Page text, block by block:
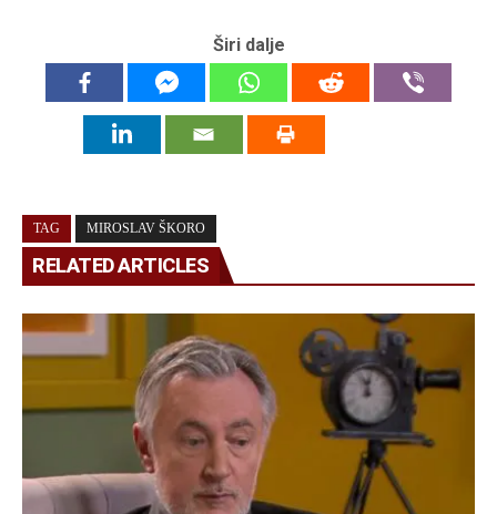
Širi dalje
TAG MIROSLAV ŠKORO
RELATED ARTICLES